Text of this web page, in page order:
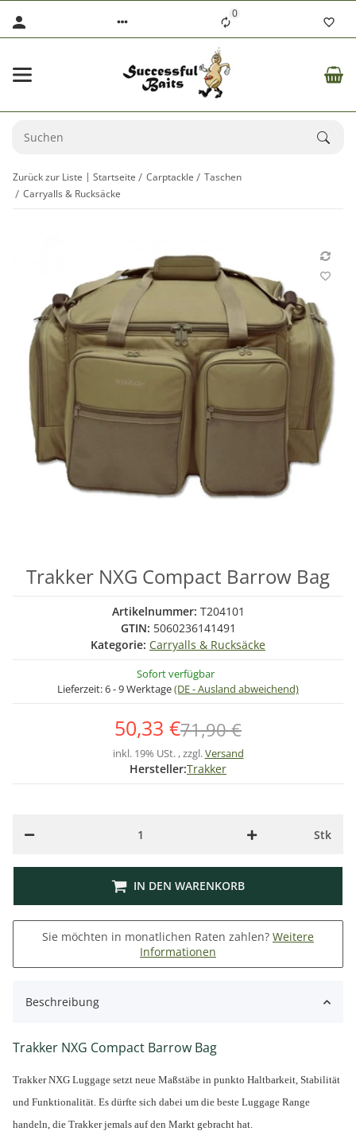
0
Zurück zur Liste Startseite Carptackle
Taschen
Carryalls & Rucksäcke
Trakker NXG Compact Barrow Bag
Artikelnummer: T204101
GTIN: 5060236141491
Kategorie: Carryalls & Rucksäcke
Sofort verfügbar
Lieferzeit:6 - 9 Werktage(DE - Ausland abweichend)
50,33 €71,90 €
inkl. 19% USt. , zzgl.Versand
Hersteller:Trakker
Stk
IN DEN WARENKORB
Sie möchten in monatlichen Raten zahlen? Weitere
Informationen
Beschreibung
Trakker NXG Compact Barrow Bag
Trakker NXG Luggage setzt neue Maßstäbe in punkto Haltbarkeit, Stabilität
und Funktionalität. Es dürfte sich dabei um die beste Luggage Range
handeln, die Trakker jemals auf den Markt gebracht hat.